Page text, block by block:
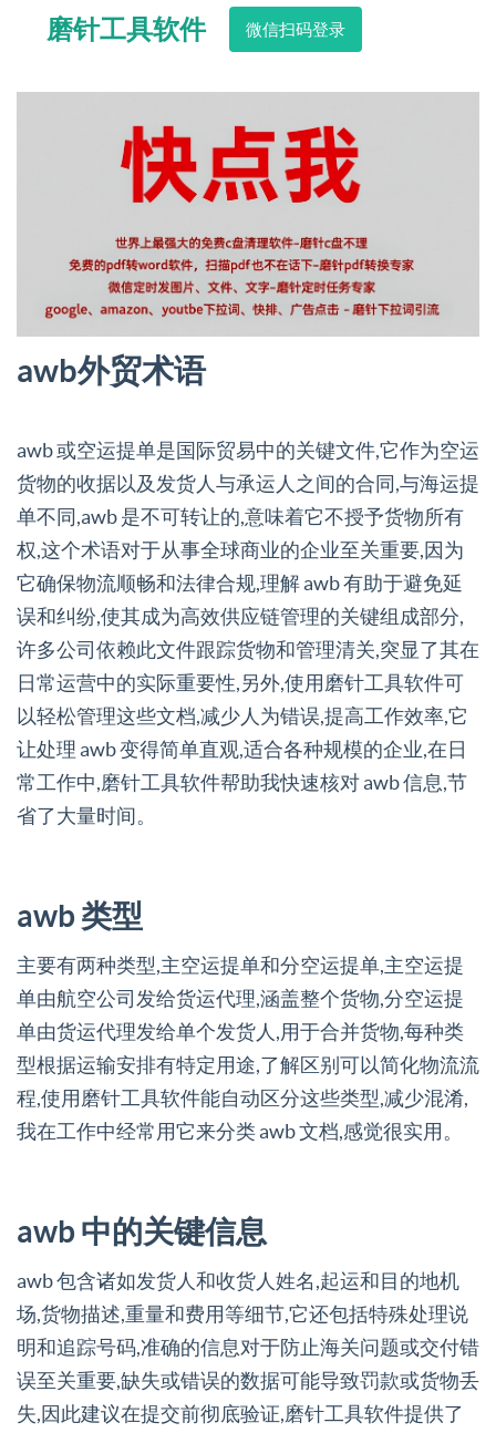
磨针工具软件 微信扫码登录
awb外贸术语
awb 或空运提单是国际贸易中的关键文件,它作为空运
货物的收据以及发货人与承运人之间的合同,与海运提
单不同,awb 是不可转让的,意味着它不授予货物所有
权,这个术语对于从事全球商业的企业至关重要,因为
它确保物流顺畅和法律合规,理解 awb 有助于避免延
误和纠纷,使其成为高效供应链管理的关键组成部分,
许多公司依赖此文件跟踪货物和管理清关,突显了其在
日常运营中的实际重要性,另外,使用磨针工具软件可
以轻松管理这些文档,减少人为错误,提高工作效率,它
让处理 awb 变得简单直观,适合各种规模的企业,在日
常工作中,磨针工具软件帮助我快速核对 awb 信息,节
省了大量时间。
awb 类型
主要有两种类型,主空运提单和分空运提单,主空运提
单由航空公司发给货运代理,涵盖整个货物,分空运提
单由货运代理发给单个发货人,用于合并货物,每种类
型根据运输安排有特定用途,了解区别可以简化物流流
程,使用磨针工具软件能自动区分这些类型,减少混淆,
我在工作中经常用它来分类 awb 文档,感觉很实用。
awb 中的关键信息
awb 包含诸如发货人和收货人姓名,起运和目的地机
场,货物描述,重量和费用等细节,它还包括特殊处理说
明和追踪号码,准确的信息对于防止海关问题或交付错
误至关重要,缺失或错误的数据可能导致罚款或货物丢
失,因此建议在提交前彻底验证,磨针工具软件提供了